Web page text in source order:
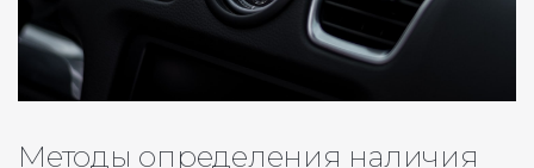
Методы определения наличия